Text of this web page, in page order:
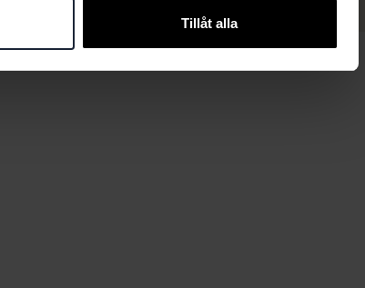
Tillåt alla